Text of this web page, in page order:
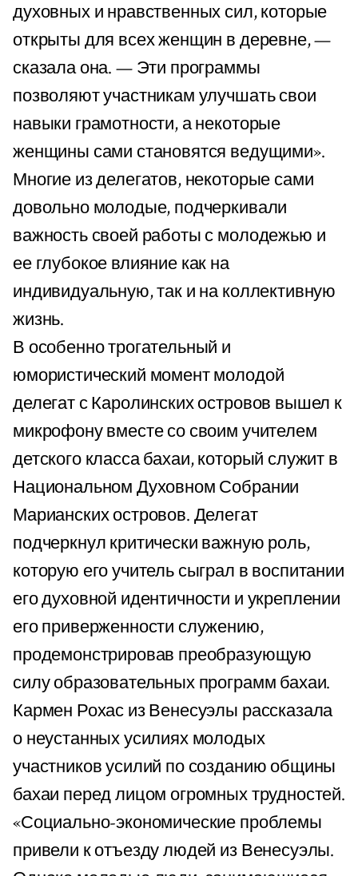
духовных и нравственных сил, которые
открыты для всех женщин в деревне, —
сказала она. — Эти программы
позволяют участникам улучшать свои
навыки грамотности, а некоторые
женщины сами становятся ведущими».
Многие из делегатов, некоторые сами
довольно молодые, подчеркивали
важность своей работы с молодежью и
ее глубокое влияние как на
индивидуальную, так и на коллективную
жизнь.
В особенно трогательный и
юмористический момент молодой
делегат с Каролинских островов вышел к
микрофону вместе со своим учителем
детского класса бахаи, который служит в
Национальном Духовном Собрании
Марианских островов. Делегат
подчеркнул критически важную роль,
которую его учитель сыграл в воспитании
его духовной идентичности и укреплении
его приверженности служению,
продемонстрировав преобразующую
силу образовательных программ бахаи.
Кармен Рохас из Венесуэлы рассказала
о неустанных усилиях молодых
участников усилий по созданию общины
бахаи перед лицом огромных трудностей.
«Социально-экономические проблемы
привели к отъезду людей из Венесуэлы.